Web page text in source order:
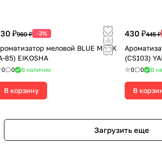
₽960 ₽ -3%
меловой BLUE MUSK
85) EIKOSHA
0 0 В наличии
В корзину
430 ₽445 ₽
(CS103)
0 0 В
В
Загрузить еще